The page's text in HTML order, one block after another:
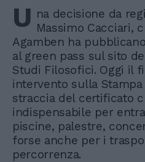
U na decisione da
Massimo Cacciari,
Agamben ha
al green pass sul sito
Studi Filosofici. Oggi il
intervento sulla
straccia del certificato
indispensabile per
piscine, palestre,
forse anche per i
percorrenza.